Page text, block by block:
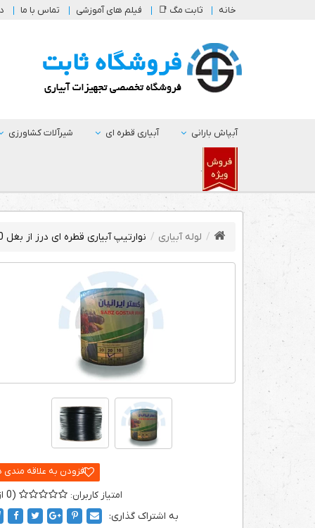
خانه ثابت مگ 📑 فیلم های آموزشی تماس با ما
آبپاش بارانی آبیاری قطره ای شیرآلات کشاورزی
.
لوله آبیاری نوارتیپ آبیاری قطره ای درز از بغل 20 سانتی (کلاف 1000متری)
0
به اشتراک گذاری: